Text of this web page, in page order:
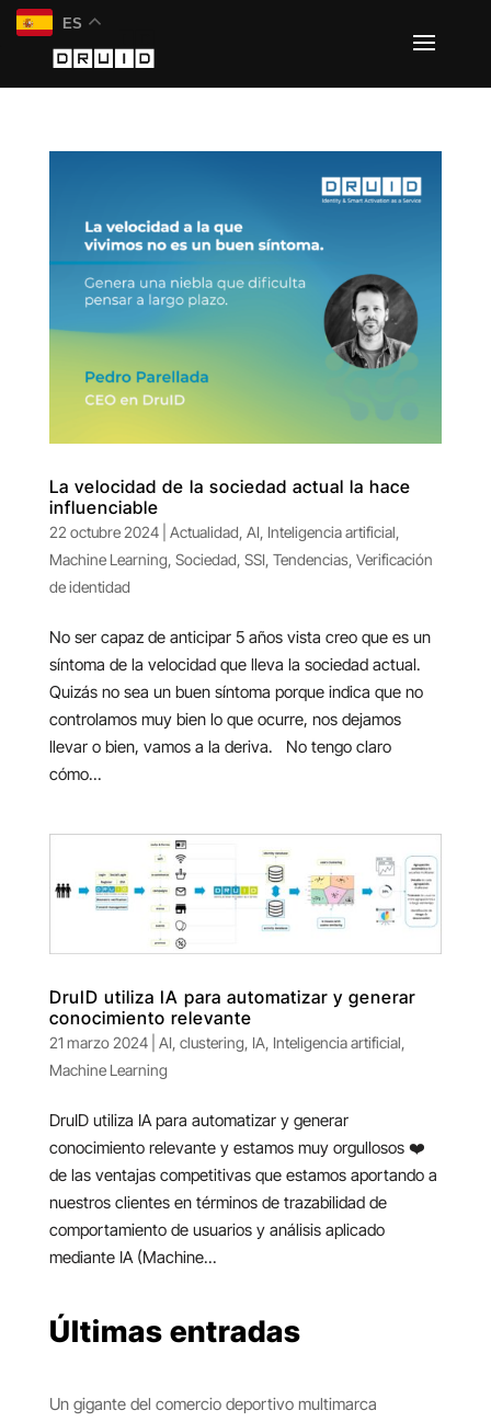
La velocidad de la sociedad actual la hace
influenciable
22 octubre 2024| Actualidad, AI, Inteligencia artificial,
Machine Learning, Sociedad, SSI, Tendencias, Verificación
de identidad
No ser capaz de anticipar 5 años vista creo que es un
síntoma de la velocidad que lleva la sociedad actual.
Quizás no sea un buen síntoma porque indica que no
controlamos muy bien lo que ocurre, nos dejamos
llevar o bien, vamos a la deriva. No tengo claro
cómo...
DruID utiliza IA para automatizar y generar
conocimiento relevante
21 marzo 2024| AI, clustering, IA, Inteligencia artificial,
Machine Learning
DruID utiliza IA para automatizar y generar
conocimiento relevante y estamos muy orgullosos ❤️
de las ventajas competitivas que estamos aportando a
nuestros clientes en términos de trazabilidad de
comportamiento de usuarios y análisis aplicado
mediante IA (Machine...
Últimas entradas
Un gigante del comercio deportivo multimarca
ES